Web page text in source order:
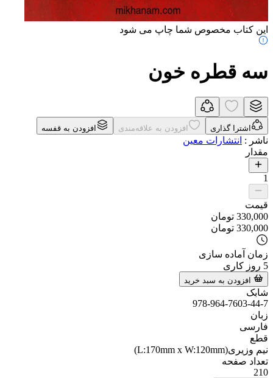
این کتاب مخصوص شما چاپ می شود
سه قطره خون
اشترا گذاری افزودن به علاقه‌مندی افزودن به قفسه
ناشر : انتشارات معین
مقدار
1
قیمت
330,000 تومان
330,000 تومان
زمان آماده سازی
5 روز کاری
افزودن به سبد خرید
شابک
978-964-7603-44-7
زبان
فارسی
قطع
نیم وزیری(L:170mm x W:120mm)
تعداد صفحه
210